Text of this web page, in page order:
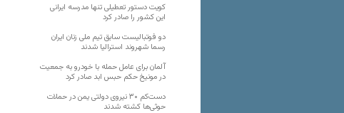
کویت دستور تعطیلی تنها مدرسه ایرانی
این کشور را صادر کرد
دو فوتبالیست سابق تیم ملی زنان ایران
رسما شهروند استرالیا شدند
آلمان برای عامل حمله با خودرو به جمعیت
در مونیخ حکم حبس ابد صادر کرد
دست‌کم ۳۰ نیروی دولتی یمن در حملات
حوثی‌ها کشته شدند